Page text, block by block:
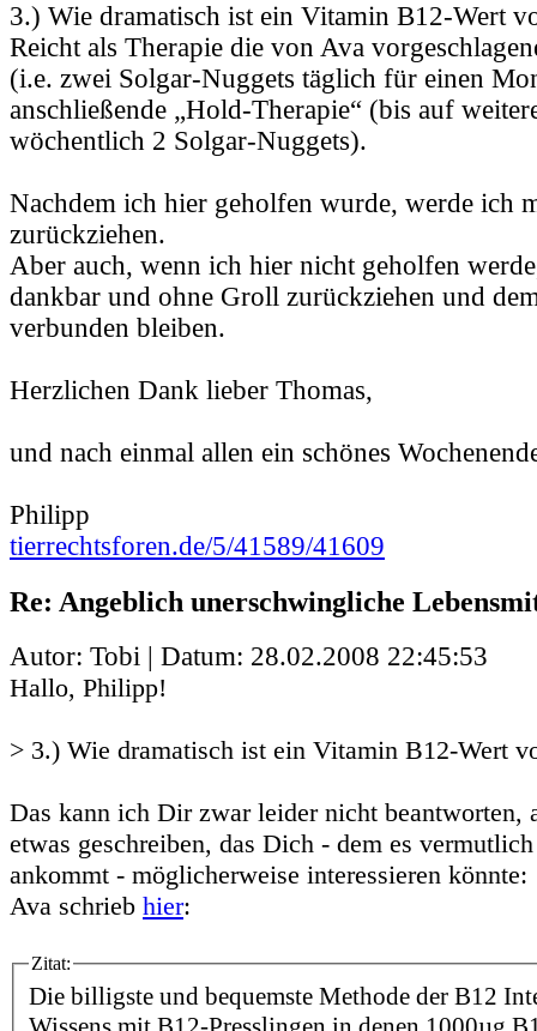
3.) Wie dramatisch ist ein Vitamin B12-Wert
Reicht als Therapie die von Ava
(i.e. zwei Solgar-Nuggets täglich für einen
anschließende „Hold-Therapie“ (bis auf
wöchentlich 2 Solgar-Nuggets).
Nachdem ich hier geholfen wurde, werde ich
zurückziehen.
Aber auch, wenn ich hier nicht geholfen
dankbar und ohne Groll zurückziehen und
verbunden bleiben.
Herzlichen Dank lieber Thomas,
und nach einmal allen ein schönes
Philipp
tierrechtsforen.de/5/41589/41609
Re: Angeblich unerschwingliche
Autor: Tobi | Datum: 28.02.2008 22:45:53
Hallo, Philipp!
> 3.) Wie dramatisch ist ein Vitamin B12-Wert
Das kann ich Dir zwar leider nicht beantworten,
etwas geschreiben, das Dich - dem es
ankommt - möglicherweise interessieren könnte:
Ava schrieb hier:
Zitat:
Die billigste und bequemste Methode der B12